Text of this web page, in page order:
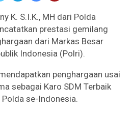
K. S.I.K., MH dari Polda
prestasi gemilang
dari Markas Besar
Indonesia (Polri).
penghargaan usai
sebagai Karo SDM Terbaik
se-Indonesia.